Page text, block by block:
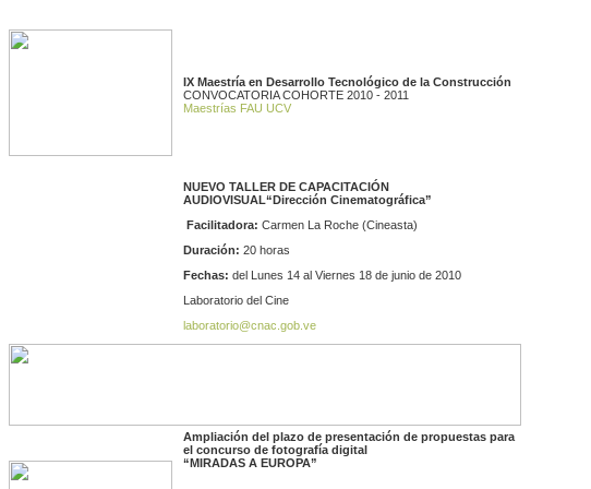
IX Maestría en Desarrollo Tecnológico de la Construcción
CONVOCATORIA COHORTE 2010 - 2011
Maestrías FAU UCV
NUEVO TALLER DE CAPACITACIÓN
AUDIOVISUAL“Dirección Cinematográfica”
Facilitadora: Carmen La Roche (Cineasta)
Duración: 20 horas
Fechas: del Lunes 14 al Viernes 18 de junio de 2010
Laboratorio del Cine
laboratorio@cnac.gob.ve
Ampliación del plazo de presentación de propuestas para
el concurso de fotografía digital
“MIRADAS A EUROPA”